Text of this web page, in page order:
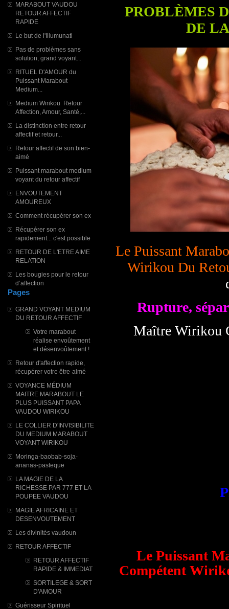
MARABOUT VAUDOU
RETOUR AFFECTIF
RAPIDE
Le but de l'Illumunati
Pas de problèmes sans
solution, grand voyant...
RITUEL D'AMOUR du
Puissant Marabout
Medium...
Medium Wirikou Retour
Affection, Amour, Santé,...
La distinction entre retour
affectif et retour...
Retour affectif de son bien-
aimé
Puissant marabout medium
voyant du retour affectif
ENVOUTEMENT
AMOUREUX
Comment récupérer son ex
Récupérer son ex
rapidement... c'est possible
RETOUR DE L'ETRE AIME
RELATION
Les bougies pour le retour
d’affection
Pages
GRAND VOYANT MEDIUM
DU RETOUR AFFECTIF
Votre marabout
réalise envoûtement
et désenvoûtement !
Retour d'affection rapide,
récupérer votre être-aimé
VOYANCE MÉDIUM
MAITRE MARABOUT LE
PLUS PUISSANT PAPA
VAUDOU WIRIKOU
LE COLLIER D'INVISIBILITE
DU MEDIUM MARABOUT
VOYANT WIRIKOU
Moringa-baobab-soja-
ananas-pasteque
LA MAGIE DE LA
RICHESSE PAR 777 ET LA
POUPEE VAUDOU
MAGIE AFRICAINE ET
DESENVOUTEMENT
Les divinités vaudoun
RETOUR AFFECTIF
RETOUR AFFECTIF
RAPIDE & IMMEDIAT
SORTILEGE & SORT
D'AMOUR
Guérisseur Spirituel
PROBLÈMES
DE
Le Puissant
Wirikou Du
Rupture,
Maître Wirikou
Le Puissant
Compétent